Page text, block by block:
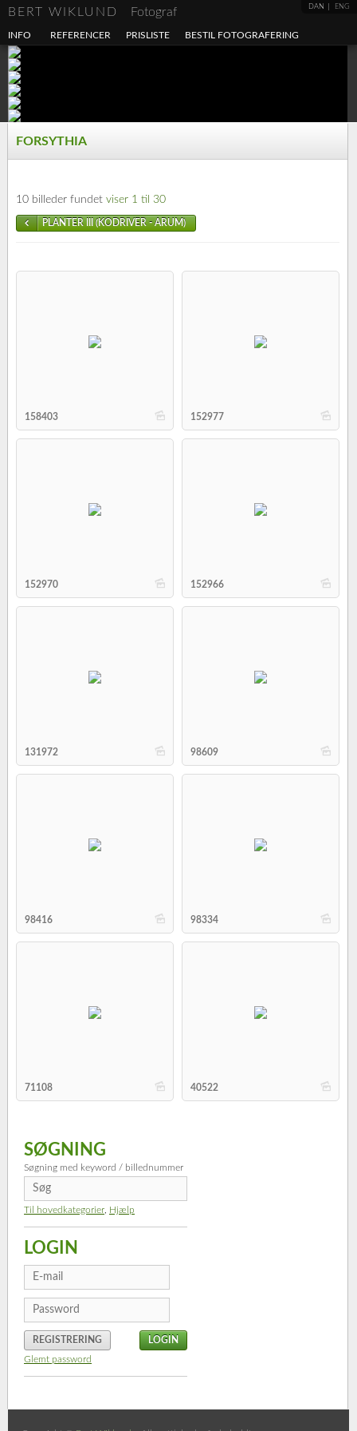
DAN ENG
BERT WIKLUND Fotograf
INFO REFERENCER PRISLISTE BESTIL FOTOGRAFERING
FORSYTHIA
10 billeder fundet viser 1 til 30
PLANTER III (KODRIVER - ARUM)
b
158403 b
152977
b
152970 b
152966
b
131972 b
98609
b
98416 b
98334
b
71108 b
40522
SØGNING
Søgning med keyword / billednummer
Til hovedkategorier Hjælp
LOGIN
REGISTRERING
Glemt password